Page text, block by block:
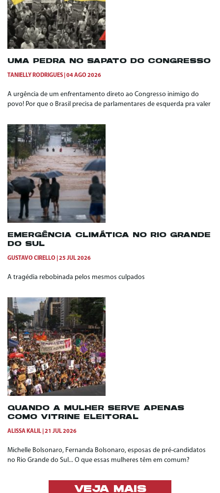
UMA PEDRA NO SAPATO DO CONGRESSO
TANIELLY RODRIGUES 04 AGO 2026
A urgência de um enfrentamento direto ao Congresso inimigo do
povo! Por que o Brasil precisa de parlamentares de esquerda pra valer
EMERGÊNCIA CLIMÁTICA NO RIO GRANDE
DO SUL
GUSTAVO CIRELLO 25 JUL 2026
A tragédia rebobinada pelos mesmos culpados
QUANDO A MULHER SERVE APENAS
COMO VITRINE ELEITORAL
ALISSA KALIL 21 JUL 2026
Michelle Bolsonaro, Fernanda Bolsonaro, esposas de pré-candidatos
no Rio Grande do Sul... O que essas mulheres têm em comum?
VEJA MAIS